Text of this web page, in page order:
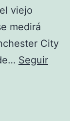
viejo
medirá
City
Seguir